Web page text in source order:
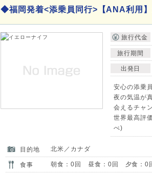
◆福岡発着<添乗員同行>【ANA利用
旅行代金
旅行期間
出発日
安心の添乗
夜の気温が
会えるチャ
世界最高評
べ)
目的地 北米／カナダ
食事 朝食：0回 昼食：0回 夕食：0